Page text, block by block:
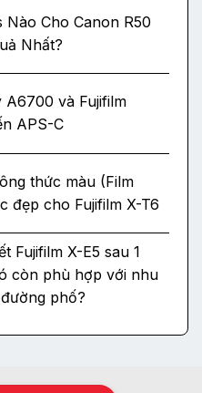
Nào Cho Canon R50
Nhất?
A6700 và Fujifilm
APS-C
thức màu (Film
đẹp cho Fujifilm X-T6
Fujifilm X-E5 sau 1
còn phù hợp với nhu
phố?